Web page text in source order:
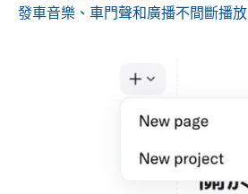
發車音樂、車門聲和廣播不間斷播放